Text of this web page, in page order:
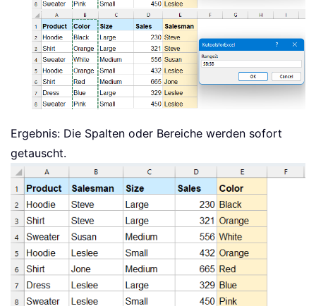
Ergebnis: Die Spalten oder Bereiche werden sofort
getauscht.